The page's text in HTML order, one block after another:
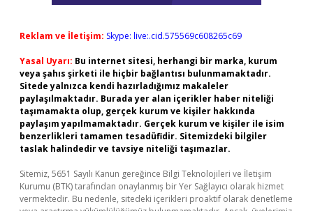
Reklam ve İletişim: Skype: live:.cid.575569c608265c69
Yasal Uyarı: Bu internet sitesi, herhangi bir marka, kurum
veya şahıs şirketi ile hiçbir bağlantısı bulunmamaktadır.
Sitede yalnızca kendi hazırladığımız makaleler
paylaşılmaktadır. Burada yer alan içerikler haber niteliği
taşımamakta olup, gerçek kurum ve kişiler hakkında
paylaşım yapılmamaktadır. Gerçek kurum ve kişiler ile isim
benzerlikleri tamamen tesadüfidir. Sitemizdeki bilgiler
taslak halindedir ve tavsiye niteliği taşımazlar.
Sitemiz, 5651 Sayılı Kanun gereğince Bilgi Teknolojileri ve İletişim
Kurumu (BTK) tarafından onaylanmış bir Yer Sağlayıcı olarak hizmet
vermektedir. Bu nedenle, sitedeki içerikleri proaktif olarak denetleme